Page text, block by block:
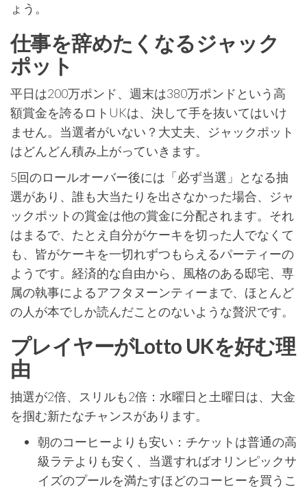
ょう。
仕事を辞めたくなるジャック
ポット
平日は200万ポンド、週末は380万ポンドという高
額賞金を誇るロトUKは、決して手を抜いてはいけ
ません。当選者がいない？大丈夫、ジャックポット
はどんどん積み上がっていきます。
5回のロールオーバー後には「必ず当選」となる抽
選があり、誰も大当たりを出さなかった場合、ジャ
ックポットの賞金は他の賞金に分配されます。それ
はまるで、たとえ自分がケーキを切った人でなくて
も、皆がケーキを一切れずつもらえるパーティーの
ようです。経済的な自由から、風格のある邸宅、専
属の執事によるアフタヌーンティーまで、ほとんど
の人が本でしか読んだことのないような贅沢です。
プレイヤーがLotto UKを好む理
由
抽選が2倍、スリルも2倍：水曜日と土曜日は、大金
を掴む新たなチャンスがあります。
朝のコーヒーよりも安い：チケットは普通の高
級ラテよりも安く、当選すればオリンピックサ
イズのプールを満たすほどのコーヒーを買うこ